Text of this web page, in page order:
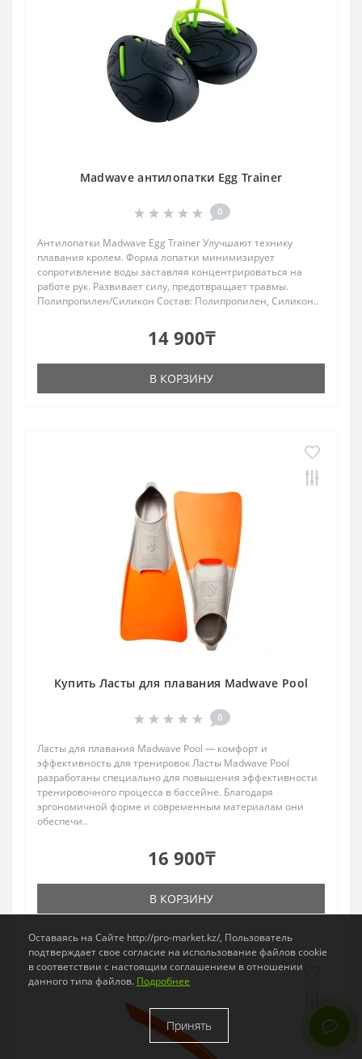
Madwave антилопатки Egg Trainer
0
Антилопатки Madwave Egg Trainer Улучшают технику
плавания кролем. Форма лопатки минимизирует
сопротивление воды заставляя концентрироваться на
работе рук. Развивает силу, предотвращает травмы.
Полипропилен/Силикон Состав: Полипропилен, Силикон..
14 900₸
В КОРЗИНУ
Купить Ласты для плавания Madwave Pool
0
Ласты для плавания Madwave Pool — комфорт и
эффективность для тренировок Ласты Madwave Pool
разработаны специально для повышения эффективности
тренировочного процесса в бассейне. Благодаря
эргономичной форме и современным материалам они
обеспечи..
16 900₸
В КОРЗИНУ
Оставаясь на Сайте http://pro-market.kz/, Пользователь
подтверждает свое согласие на использование файлов cookie
в соответствии с настоящим соглашением в отношении
данного типа файлов. Подробнее
Принять